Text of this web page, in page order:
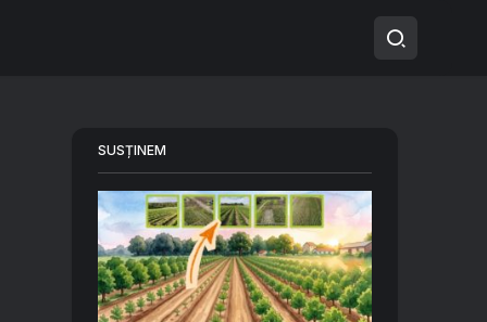
SUSȚINEM